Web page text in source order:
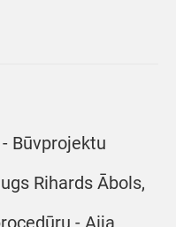
Būvprojektu
Rihards Ābols,
- Aija